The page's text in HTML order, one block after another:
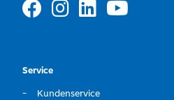
Service
Kundenservice